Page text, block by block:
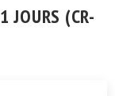
JOURS (CR-